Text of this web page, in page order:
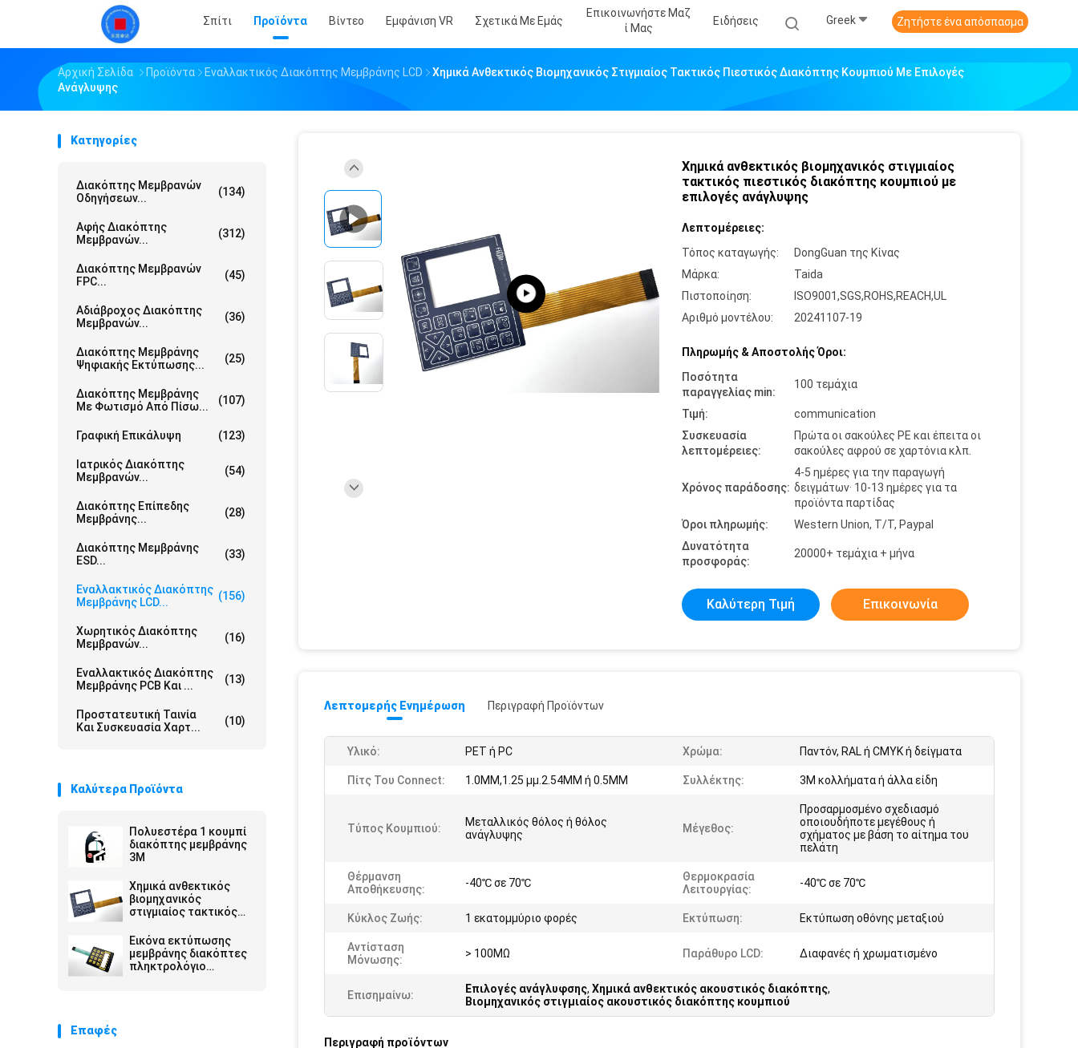
Σπίτι Προϊόντα Βίντεο Εμφάνιση VR Σχετικά Με Εμάς
Επικοινωνήστε Μαζ
Ί Μας
Ειδήσεις Greek Ζητήστε ένα απόσπασμα
Αρχική Σελίδα Προϊόντα Εναλλακτικός Διακόπτης Μεμβράνης LCD
Χημικά Ανθεκτικός Βιομηχανικός Στιγμιαίος Τακτικός Πιεστικός Διακόπτης Κουμπιού Με Επιλογές
Ανάγλυψης
Κατηγορίες
Διακόπτης Μεμβρανών
Οδηγήσεων...
(134)
Αφής Διακόπτης
Μεμβρανών...
(312)
Διακόπτης Μεμβρανών
FPC...
(45)
Αδιάβροχος Διακόπτης
Μεμβρανών...
(36)
Διακόπτης Μεμβράνης
Ψηφιακής Εκτύπωσης...
(25)
Διακόπτης Μεμβράνης
Με Φωτισμό Από Πίσω...
(107)
Γραφική Επικάλυψη (123)
Ιατρικός Διακόπτης
Μεμβρανών...
(54)
Διακόπτης Επίπεδης
Μεμβράνης...
(28)
Διακόπτης Μεμβράνης
ESD...
(33)
Εναλλακτικός Διακόπτης
Μεμβράνης LCD...
(156)
Χωρητικός Διακόπτης
Μεμβρανών...
(16)
Εναλλακτικός Διακόπτης
Μεμβράνης PCB Και ...
(13)
Προστατευτική Ταινία
Και Συσκευασία Χαρτ...
(10)
Καλύτερα Προϊόντα
Πολυεστέρα 1 κουμπί
διακόπτης μεμβράνης
3M
Χημικά ανθεκτικός
βιομηχανικός
στιγμιαίος τακτικός
κουμπιού με επιλογές
ανάγλυψης
Εικόνα εκτύπωσης
μεμβράνης διακόπτες
πληκτρολόγιο
Επαφές
Χημικά ανθεκτικός βιομηχανικός στιγμιαίος
τακτικός πιεστικός διακόπτης κουμπιού με
επιλογές ανάγλυψης
Λεπτομέρειες:
Τόπος καταγωγής:
DongGuan της Κίνας
Μάρκα:
Taida
Πιστοποίηση:
ISO9001,SGS,ROHS,REACH,UL
Αριθμό μοντέλου:
20241107-19
Πληρωμής & Αποστολής Όροι:
Ποσότητα
παραγγελίας min:
100 τεμάχια
Τιμή:
communication
Συσκευασία
λεπτομέρειες:
Πρώτα οι σακούλες PE και έπειτα οι
σακούλες αφρού σε χαρτόνια κλπ.
Χρόνος παράδοσης:
4-5 ημέρες για την παραγωγή
δειγμάτων· 10-13 ημέρες για τα
προϊόντα παρτίδας
Όροι πληρωμής:
Western Union, T/T, Paypal
Δυνατότητα
προσφοράς:
20000+ τεμάχια + μήνα
Καλύτερη Τιμή Επικοινωνία
Λεπτομερής Ενημέρωση Περιγραφή Προϊόντων
Υλικό: PET ή PC Χρώμα: Παντόν, RAL ή CMYK ή δείγματα
Πίτς Του Connect: 1.0MM,1.25 μμ.2.54MM ή 0.5MM Συλλέκτης: 3M κολλήματα ή άλλα είδη
Τύπος Κουμπιού:
Μεταλλικός θόλος ή θόλος
ανάγλυψης
Μέγεθος:
Προσαρμοσμένο σχεδιασμό
οποιουδήποτε μεγέθους ή
σχήματος με βάση το αίτημα του
πελάτη
Θέρμανση
Αποθήκευσης:
-40℃ σε 70℃
Θερμοκρασία
Λειτουργίας:
-40℃ σε 70℃
Κύκλος Ζωής: 1 εκατομμύριο φορές Εκτύπωση: Εκτύπωση οθόνης μεταξιού
Αντίσταση
Μόνωσης:
> 100MΩ Παράθυρο LCD: Διαφανές ή χρωματισμένο
Επισημαίνω: Επιλογές ανάγλυφσης, Χημικά ανθεκτικός ακουστικός διακόπτης,
Βιομηχανικός στιγμιαίος ακουστικός διακόπτης κουμπιού
Περιγραφή προϊόντων